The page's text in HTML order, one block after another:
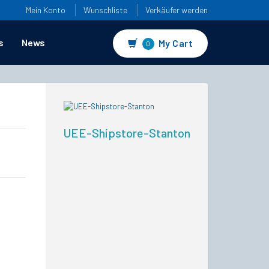
Mein Konto Wunschliste Verkäufer werden
News 0 My Cart
UEE-Shipstore-Stanton